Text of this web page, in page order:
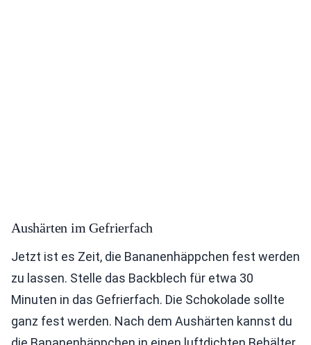
Aushärten im Gefrierfach
Jetzt ist es Zeit, die Bananenhäppchen fest werden
zu lassen. Stelle das Backblech für etwa 30
Minuten in das Gefrierfach. Die Schokolade sollte
ganz fest werden. Nach dem Aushärten kannst du